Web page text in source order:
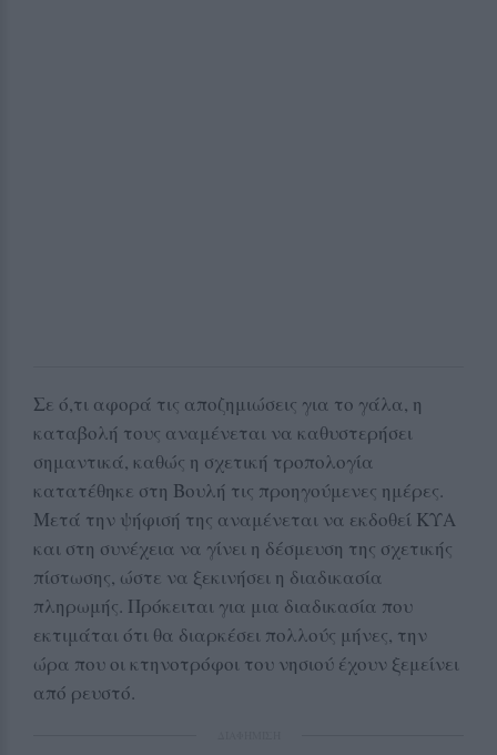
Σε ό,τι αφορά τις αποζημιώσεις για το γάλα, η
καταβολή τους αναμένεται να καθυστερήσει
σημαντικά, καθώς η σχετική τροπολογία
κατατέθηκε στη Βουλή τις προηγούμενες ημέρες.
Μετά την ψήφισή της αναμένεται να εκδοθεί ΚΥΑ
και στη συνέχεια να γίνει η δέσμευση της σχετικής
πίστωσης, ώστε να ξεκινήσει η διαδικασία
πληρωμής. Πρόκειται για μια διαδικασία που
εκτιμάται ότι θα διαρκέσει πολλούς μήνες, την
ώρα που οι κτηνοτρόφοι του νησιού έχουν ξεμείνει
από ρευστό.